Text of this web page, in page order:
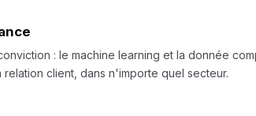
: le machine learning et la donnée
client, dans n'importe quel secteur.